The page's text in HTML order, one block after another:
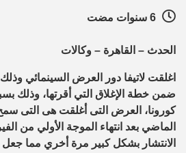
الحدث – القاهرة – وكالات
ضمن خطة الإغلاق التي أقرتها،
الماضي بعد انتهاء الموجة الأولي من
الانتشار بشكل كبير مرة أخري مما جعل